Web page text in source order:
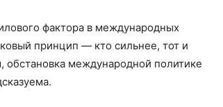
фактора в международных
принцип — кто сильнее, тот и
международной политике